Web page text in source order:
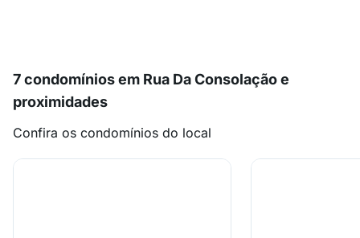
7 condomínios em Rua Da Consolação e
proximidades
Confira os condomínios do local